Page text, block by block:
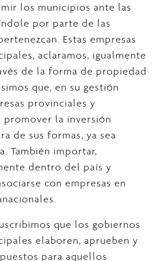
los municipios ante las
por parte de las
Estas empresas
aclaramos, igualmente
de la forma de propiedad
que, en su gestión
provinciales y
promover la inversión
de sus formas, ya sea
También importar,
dentro del país y
con empresas en
que los gobiernos
elaboren, aprueben y
para aquellos